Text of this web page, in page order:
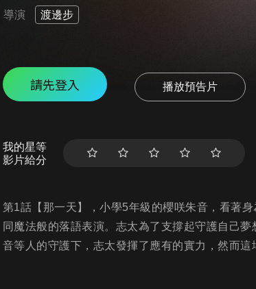
導演 渡邊步
請先登入 播放預告片
我的星等
影片給分
第1話【那一天】，小學5年級的櫻咲朱音，看著
同魔法般的落語表演。志太為了支撐起守護自己
音等人的守護下，志太發揮了應有的實力，然而